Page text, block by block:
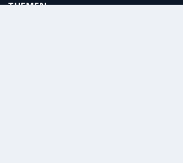
THEMEN